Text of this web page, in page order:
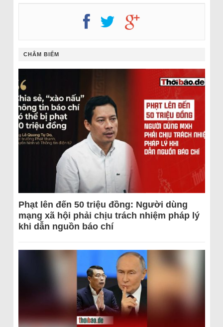
CHÂM BIẾM
Phạt lên đến 50 triệu đồng: Người dùng
mạng xã hội phải chịu trách nhiệm pháp lý
khi dẫn nguồn báo chí